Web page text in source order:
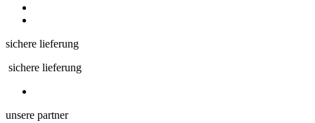
sichere lieferung
sichere lieferung
unsere partner